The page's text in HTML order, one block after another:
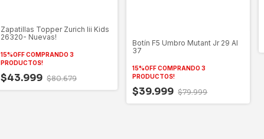
Zapatillas Topper Zurich Iii Kids
26320- Nuevas!
15%OFF COMPRANDO 3
PRODUCTOS!
$43.999 $80.679
Botín F5 Umbro Mutant Jr 29 Al
37
15%OFF COMPRANDO 3
PRODUCTOS!
$39.999 $79.999